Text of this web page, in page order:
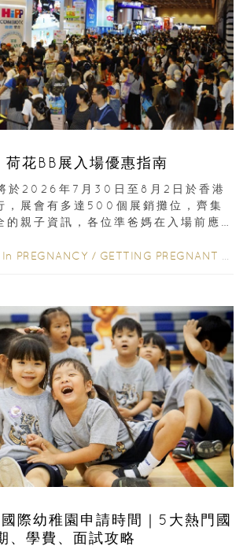
花BB展入場優惠指南
於2026年7月30日至8月2日於香港
，展會有多達500個展銷攤位，齊集
的親子資訊，各位準爸媽在入場前應
In PREGNANCY / GETTING PREGNANT
際幼稚園申請時間｜5大熱門國
、學費、面試攻略